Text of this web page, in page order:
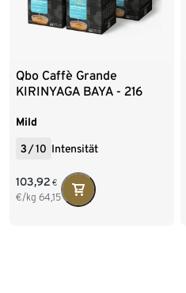
Qbo Caffè Grande
KIRINYAGA BAYA - 216
Mild
3/10 Intensität
103,92 €
€/kg 64,15